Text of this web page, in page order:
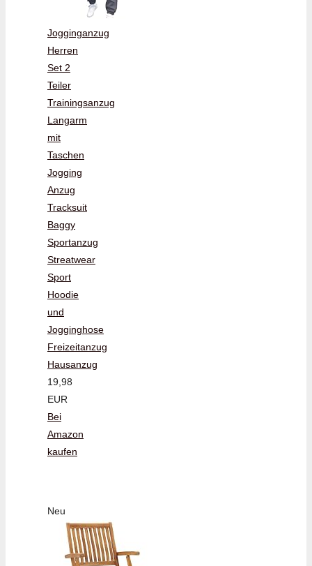
Jogginganzug
Herren
Set 2
Teiler
Trainingsanzug
Langarm
mit
Taschen
Jogging
Anzug
Tracksuit
Baggy
Sportanzug
Streatwear
Sport
Hoodie
und
Jogginghose
Freizeitanzug
Hausanzug
19,98
EUR
Bei
Amazon
kaufen
Neu